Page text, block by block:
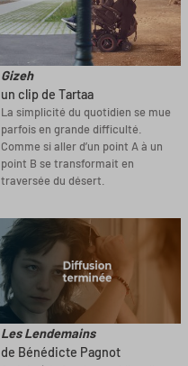
Gizeh
un clip de Tartaa
La simplicité du quotidien se mue
parfois en grande difficulté.
Comme si aller d’un point A à un
point B se transformait en
traversée du désert.
Les Lendemains
de Bénédicte Pagnot